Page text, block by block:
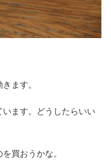
ます。
ます。どうしたらいい
買おうかな。